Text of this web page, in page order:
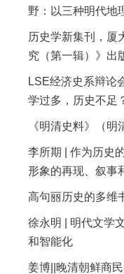
野：以三种明代地
历史学新集刊，
究（第一辑）》出
LSE经济史系辩论
学过多，历史不足
《明清史料》（明
李所期 | 作为历史
形象的再现、叙事
高句丽历史的多维
徐永明 | 明代文学
和智能化
姜博||晚清朝鲜商